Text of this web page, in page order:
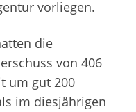
vorliegen.
die
von 406
um gut 200
im diesjährigen